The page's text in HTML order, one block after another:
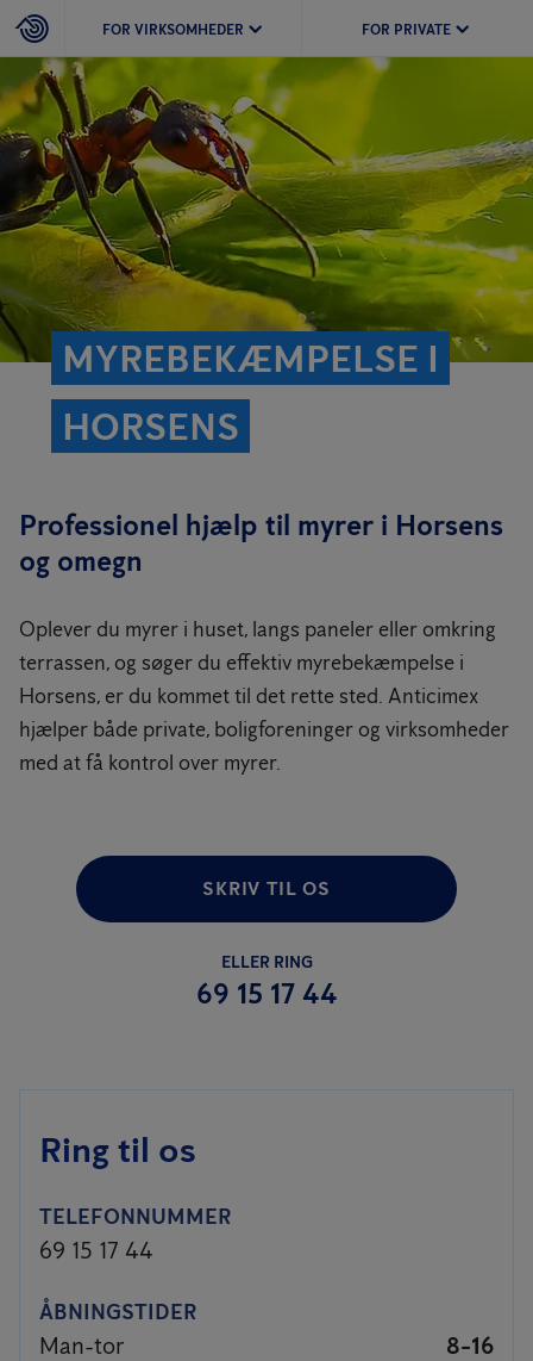
FOR VIRKSOMHEDER FOR PRIVATE
MYREBEKÆMPELSE I
HORSENS
Professionel hjælp til myrer i Horsens
og omegn
Oplever du myrer i huset, langs paneler eller omkring
terrassen, og søger du effektiv myrebekæmpelse i
Horsens, er du kommet til det rette sted. Anticimex
hjælper både private, boligforeninger og virksomheder
med at få kontrol over myrer.
SKRIV TIL OS
ELLER RING
69 15 17 44
Ring til os
TELEFONNUMMER
69 15 17 44
ÅBNINGSTIDER
Man-tor
8-16